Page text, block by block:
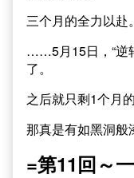
三个月的全力以赴。
……5月15日，“逆
了。
之后就只剩1个月
那真是有如黑洞般
=第11回～